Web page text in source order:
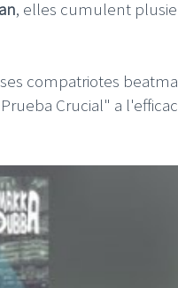
, elles cumulent
compatriotes
Crucial" a